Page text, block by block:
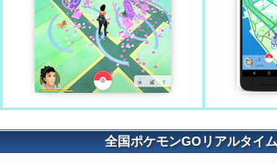
全国ポケモンGOリアルタイ